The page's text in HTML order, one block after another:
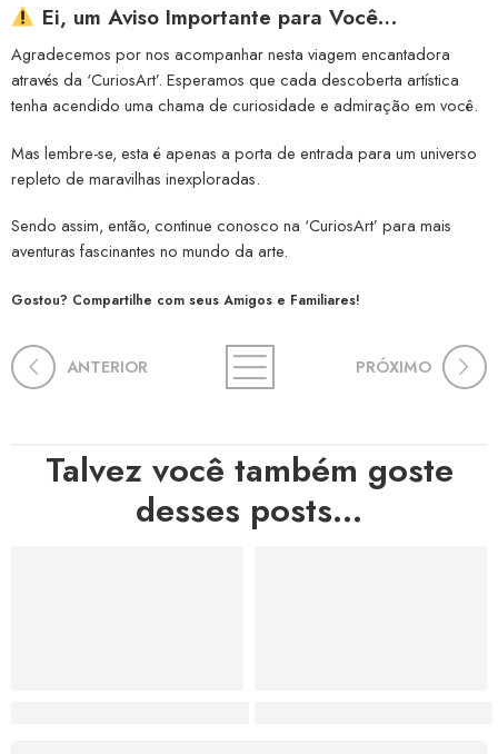
Ei, um Aviso Importante para Você…
Agradecemos por nos acompanhar nesta viagem encantadora
através da ‘CuriosArt’. Esperamos que cada descoberta artística
tenha acendido uma chama de curiosidade e admiração em você.
Mas lembre-se, esta é apenas a porta de entrada para um universo
repleto de maravilhas inexploradas.
Sendo assim, então, continue conosco na ‘CuriosArt’ para mais
aventuras fascinantes no mundo da arte.
Gostou? Compartilhe com seus Amigos e Familiares!
ANTERIOR PRÓXIMO
Talvez você também goste
desses posts...